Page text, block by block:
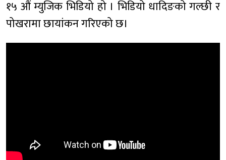
१५ औं म्युजिक भिडियो हो । भिडियो धादिङको गल्छी र
पोखरामा छायांकन गरिएको छ।